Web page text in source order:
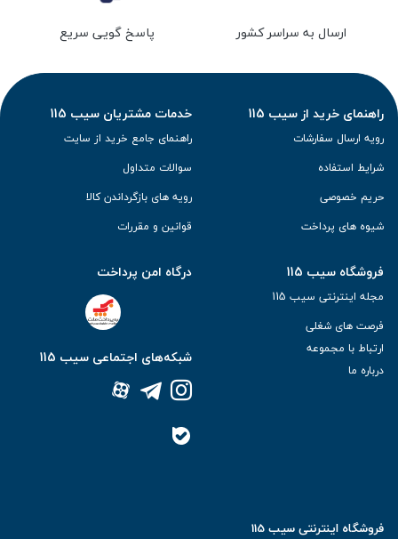
ارسال به سراسر کشور پاسخ گویی سریع
راهنمای خرید از سیب 115
رویه ارسال سفارشات
شرایط استفاده
حریم خصوصی
شیوه های پرداخت
خدمات مشتریان سیب 115
راهنمای جامع خرید از سایت
سوالات متداول
رویه های بازگرداندن کالا
قوانین و مقررات
فروشگاه سیب 115
مجله اینترنتی سیب 115
فرصت های شغلی
ارتباط با مجموعه
درباره ما
درگاه امن پرداخت
شبکه‌های اجتماعی سیب 115
فروشگاه اینترنتی سیب 115